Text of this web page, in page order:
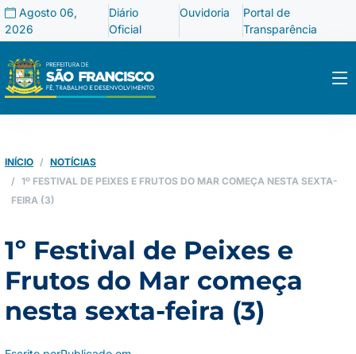
Agosto 06,
2026
Diário
Oficial
Ouvidoria
Portal de
Transparência
INÍCIO
NOTÍCIAS
1º FESTIVAL DE PEIXES E FRUTOS DO MAR COMEÇA NESTA SEXTA-
FEIRA (3)
1º Festival de Peixes e
Frutos do Mar começa
nesta sexta-feira (3)